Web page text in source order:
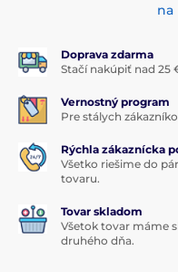
na
Doprava zdarma
Stačí nakúpiť nad 25
Vernostný program
Pre stálych
Rýchla zákaznícka
Všetko riešime do
tovaru.
Tovar skladom
Všetok tovar máme
druhého dňa.